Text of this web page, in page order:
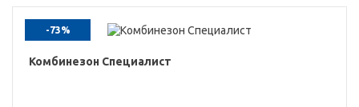
-73%
Комбинезон Специалист